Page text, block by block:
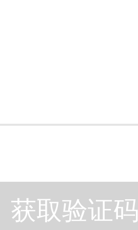
获取验证码